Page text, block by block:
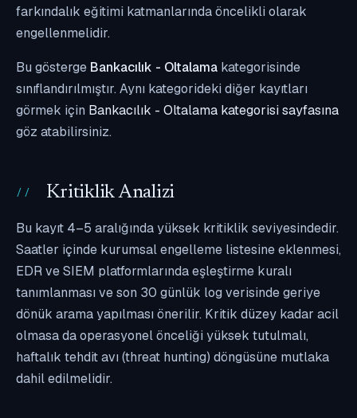
farkındalık eğitimi katmanlarında öncelikli olarak
engellenmelidir.
Bu gösterge Bankacılık - Oltalama kategorisinde
sınıflandırılmıştır. Aynı kategorideki diğer kayıtları
görmek için Bankacılık - Oltalama kategorisi sayfasına
göz atabilirsiniz.
Kritiklik Analizi
Bu kayıt 4–5 aralığında yüksek kritiklik seviyesindedir.
Saatler içinde kurumsal engelleme listesine eklenmesi,
EDR ve SIEM platformlarında eşleştirme kuralı
tanımlanması ve son 30 günlük log verisinde geriye
dönük arama yapılması önerilir. Kritik düzey kadar acil
olmasa da operasyonel önceliği yüksek tutulmalı,
haftalık tehdit avı (threat hunting) döngüsüne mutlaka
dahil edilmelidir.